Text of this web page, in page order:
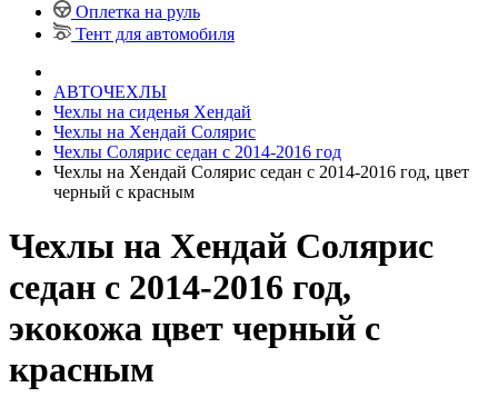
Оплетка на руль
Тент для автомобиля
АВТОЧЕХЛЫ
Чехлы на сиденья Хендай
Чехлы на Хендай Солярис
Чехлы Солярис седан с 2014-2016 год
Чехлы на Хендай Солярис седан с 2014-2016 год, цвет
черный с красным
Чехлы на Хендай Солярис
седан с 2014-2016 год,
экокожа цвет черный с
красным